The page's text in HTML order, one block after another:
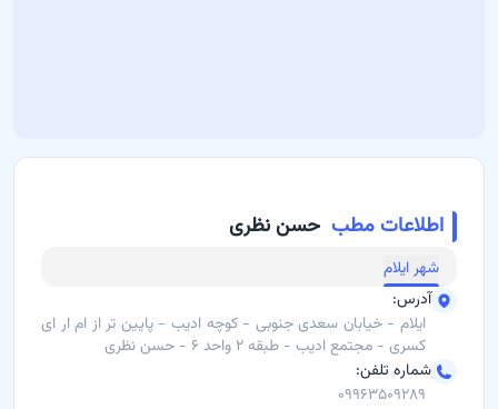
برای دریافت نوبت و مشاوره آنلاین، می‌توانید از طریق باسینا اقدام کنید.
آدرس مطب:خیابان سعدی جنوبی - کوچه ادیب - پایین تر از ام ار ای
کسری، طبقه ۲ واحد ۶
شماره تماس:09963509289
اطلاعات مطب حسن نظری
شهرایلام
آدرس:
ایلام - خیابان سعدی جنوبی - کوچه ادیب - پایین تر از ام ار ای
کسری - مجتمع ادیب - طبقه ۲ واحد ۶ - حسن نظری
شماره تلفن:
۰۹۹۶۳۵۰۹۲۸۹